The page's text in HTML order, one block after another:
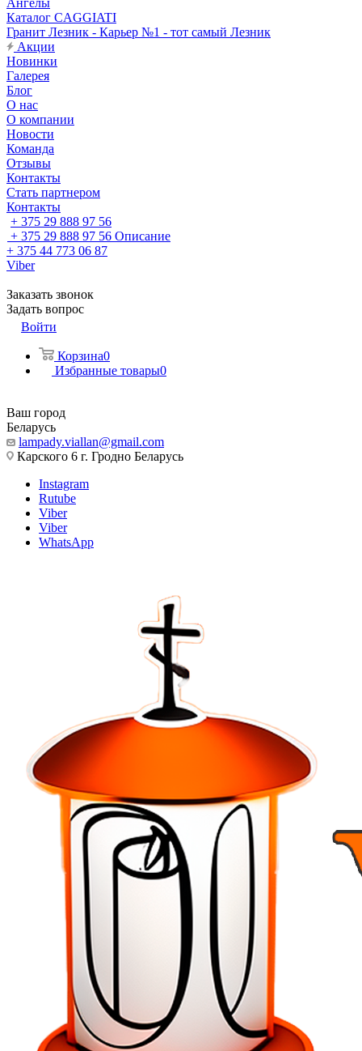
Ангелы
Каталог CAGGIATI
Гранит Лезник - Карьер №1 - тот самый Лезник
Акции
Новинки
Галерея
Блог
О нас
О компании
Новости
Команда
Отзывы
Контакты
Стать партнером
Контакты
+ 375 29 888 97 56
+ 375 29 888 97 56 Описание
+ 375 44 773 06 87
Viber
Заказать звонок
Задать вопрос
Войти
Корзина0
Избранные товары0
Ваш город
Беларусь
lampady.viallan@gmail.com
Карского 6 г. Гродно Беларусь
Instagram
Rutube
Viber
Viber
WhatsApp